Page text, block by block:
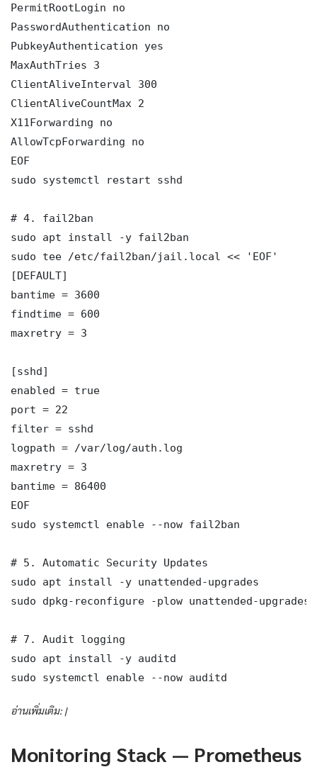
PermitRootLogin no
PasswordAuthentication no
PubkeyAuthentication yes
MaxAuthTries 3
ClientAliveInterval 300
ClientAliveCountMax 2
X11Forwarding no
AllowTcpForwarding no
EOF
sudo systemctl restart sshd
# 4. fail2ban
sudo apt install -y fail2ban
sudo tee /etc/fail2ban/jail.local << 'EOF'
[DEFAULT]
bantime = 3600
findtime = 600
maxretry = 3
[sshd]
enabled = true
port = 22
filter = sshd
logpath = /var/log/auth.log
maxretry = 3
bantime = 86400
EOF
sudo systemctl enable --now fail2ban
# 5. Automatic Security Updates
sudo apt install -y unattended-upgrades
sudo dpkg-reconfigure -plow unattended-upgrades
# 7. Audit logging
sudo apt install -y auditd
sudo systemctl enable --now auditd
อ่านเพิ่มเติม: |
Monitoring Stack — Prometheus